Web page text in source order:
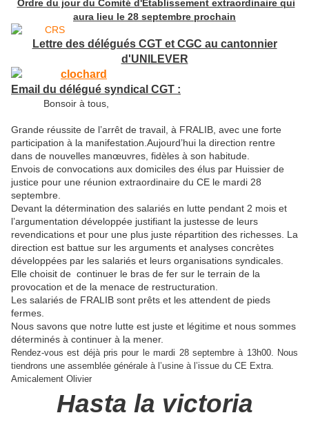
Ordre du jour du Comité d'Etablissement extraordinaire qui
aura lieu le 28 septembre prochain
Lettre des délégués CGT et CGC au cantonnier
d'UNILEVER
Email du délégué syndical CGT :
Bonsoir à tous,
Grande réussite de l’arrêt de travail, à FRALIB, avec une forte
participation à la manifestation.Aujourd’hui la direction rentre
dans de nouvelles manœuvres, fidèles à son habitude.
Envois de convocations aux domiciles des élus par Huissier de
justice pour une réunion extraordinaire du CE le mardi 28
septembre.
Devant la détermination des salariés en lutte pendant 2 mois et
l’argumentation développée justifiant la justesse de leurs
revendications et pour une plus juste répartition des richesses. La
direction est battue sur les arguments et analyses concrètes
développées par les salariés et leurs organisations syndicales.
Elle choisit de continuer le bras de fer sur le terrain de la
provocation et de la menace de restructuration.
Les salariés de FRALIB sont prêts et les attendent de pieds
fermes.
Nous savons que notre lutte est juste et légitime et nous sommes
déterminés à continuer à la mener.
Rendez-vous est déjà pris pour le mardi 28 septembre à 13h00. Nous
tiendrons une assemblée générale à l’usine à l’issue du CE Extra.
Amicalement Olivier
Hasta la victoria